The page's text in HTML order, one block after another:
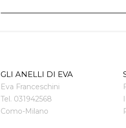
GLI ANELLI DI EVA
Eva Franceschini
Tel. 031942568
Como-Milano